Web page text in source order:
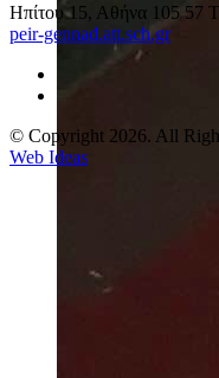
Ηπίτου 15, Αθήνα 105 57
peir-gennad.att.sch.gr
© Copyright 2026. All
Web Ideas